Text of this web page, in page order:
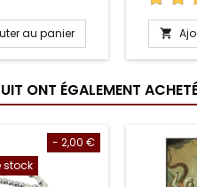
au panier 
ONT ÉGALEMENT
- 2,00 €
stock